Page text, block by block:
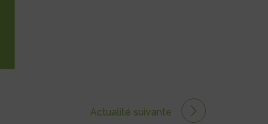
Actualité suivante